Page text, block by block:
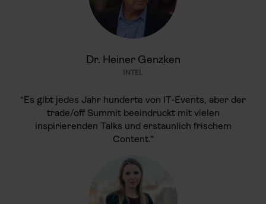
Dr. Heiner Genzken
INTEL
“Es gibt jedes Jahr hunderte von IT-Events, aber der
trade/off Summit beeindruckt mit vielen
inspirierenden Talks und erstaunlich frischem
Content."